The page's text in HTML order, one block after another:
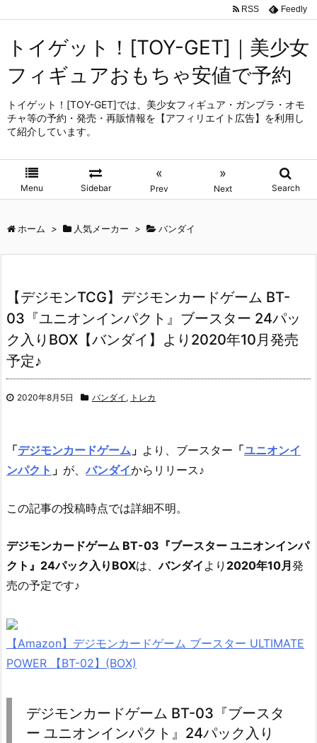
トイゲット！[TOY-GET]｜美少女
フィギュアおもちゃ安値で予約
トイゲット！[TOY-GET]では、美少女フィギュア・ガンプラ・オモ
チャ等の予約・発売・再販情報を【アフィリエイト広告】を利用し
て紹介しています。
Menu Sidebar
«
Prev
»
Next Search
RSS Feedly
ホーム > 人気メーカー > バンダイ
【デジモンTCG】デジモンカードゲーム BT-
03『ユニオンインパクト』ブースター 24パッ
ク入りBOX【バンダイ】より2020年10月発売
予定♪
2020年8月5日 バンダイ , トレカ
「デジモンカードゲーム 」 より、 ブースター 「ユニオンイ
ンパクト 」 が、バンダイからリリース♪
この記事の投稿時点では詳細不明。
デジモンカードゲーム BT-03『ブースター ユニオンインパ
クト』24パック入りBOXは、バンダイ より 2020年10月 発
売の予定です♪
【Amazon】デジモンカードゲーム ブースター ULTIMATE
POWER 【BT-02】(BOX)
デジモンカードゲーム BT-03『ブースタ
ー ユニオンインパクト』24パック入り